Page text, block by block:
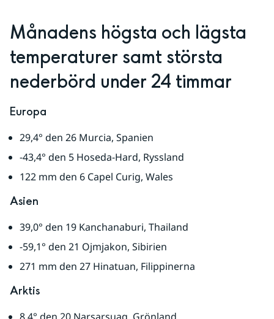
Månadens högsta och lägsta
temperaturer samt största
nederbörd under 24 timmar
Europa
29,4° den 26 Murcia, Spanien
-43,4° den 5 Hoseda-Hard, Ryssland
122 mm den 6 Capel Curig, Wales
Asien
39,0° den 19 Kanchanaburi, Thailand
-59,1° den 21 Ojmjakon, Sibirien
271 mm den 27 Hinatuan, Filippinerna
Arktis